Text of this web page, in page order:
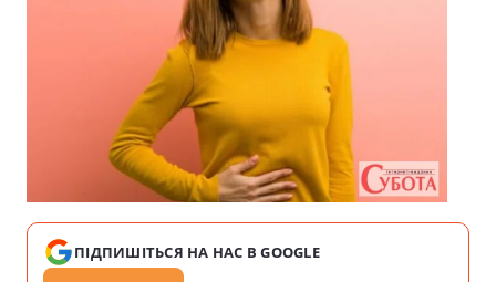
ПІДПИШІТЬСЯ НА НАС В GOOGLE